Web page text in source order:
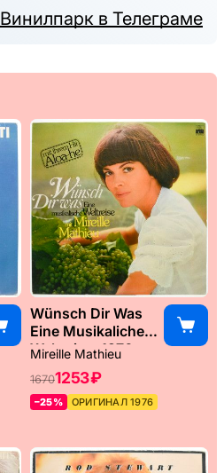
Винилпарк в Телеграме
Wünsch Dir Was
Eine Musikaliche
Weltreise, 1976
Mireille Mathieu
16701253 ₽
–25% ОРИГИНАЛ 1976